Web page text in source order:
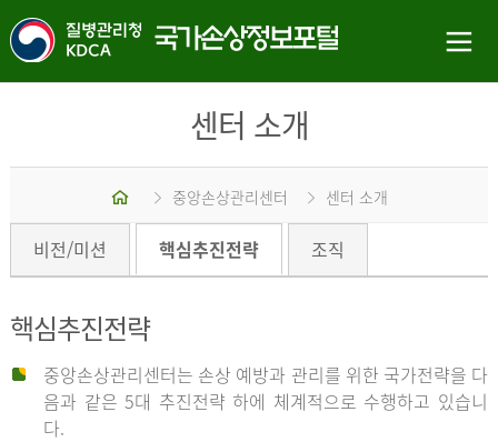
센터 소개
중앙손상관리센터 센터 소개
비전/미션 핵심추진전략 조직
핵심추진전략
중앙손상관리센터는 손상 예방과 관리를 위한 국가전략을 다
음과 같은 5대 추진전략 하에 체계적으로 수행하고 있습니
다.